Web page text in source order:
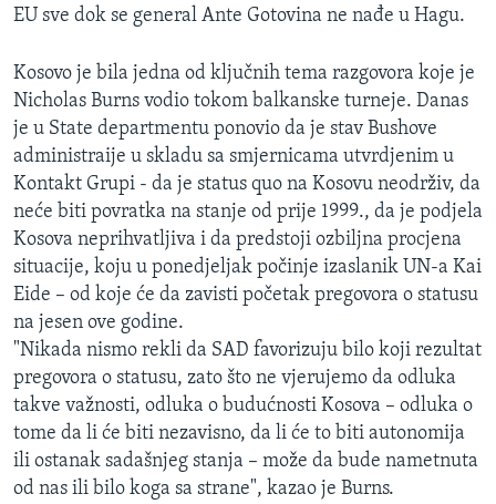
EU sve dok se general Ante Gotovina ne nađe u Hagu.
Kosovo je bila jedna od ključnih tema razgovora koje je
Nicholas Burns vodio tokom balkanske turneje. Danas
je u State departmentu ponovio da je stav Bushove
administraije u skladu sa smjernicama utvrdjenim u
Kontakt Grupi - da je status quo na Kosovu neodrživ, da
neće biti povratka na stanje od prije 1999., da je podjela
Kosova neprihvatljiva i da predstoji ozbiljna procjena
situacije, koju u ponedjeljak počinje izaslanik UN-a Kai
Eide – od koje će da zavisti početak pregovora o statusu
na jesen ove godine.
"Nikada nismo rekli da SAD favorizuju bilo koji rezultat
pregovora o statusu, zato što ne vjerujemo da odluka
takve važnosti, odluka o budućnosti Kosova – odluka o
tome da li će biti nezavisno, da li će to biti autonomija
ili ostanak sadašnjeg stanja – može da bude nametnuta
od nas ili bilo koga sa strane", kazao je Burns.